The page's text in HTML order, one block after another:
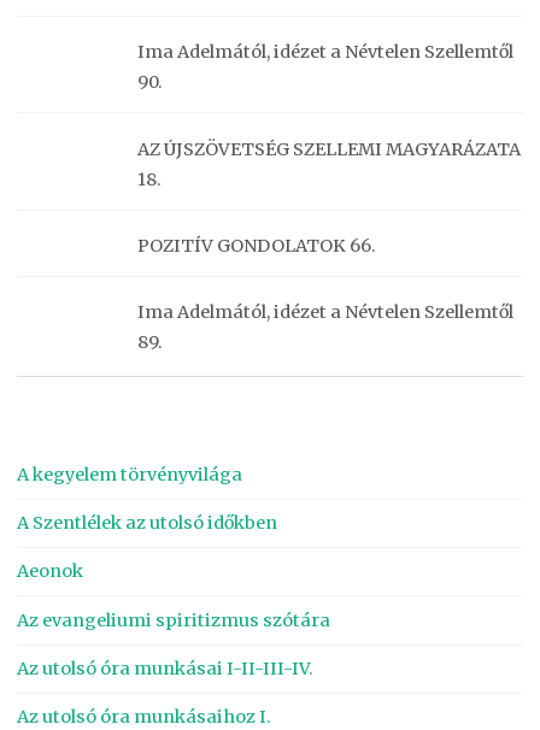
Ima Adelmától, idézet a Névtelen Szellemtől
90.
AZ ÚJSZÖVETSÉG SZELLEMI MAGYARÁZATA
18.
POZITÍV GONDOLATOK 66.
Ima Adelmától, idézet a Névtelen Szellemtől
89.
A kegyelem törvényvilága
A Szentlélek az utolsó időkben
Aeonok
Az evangeliumi spiritizmus szótára
Az utolsó óra munkásai I-II-III-IV.
Az utolsó óra munkásaihoz I.